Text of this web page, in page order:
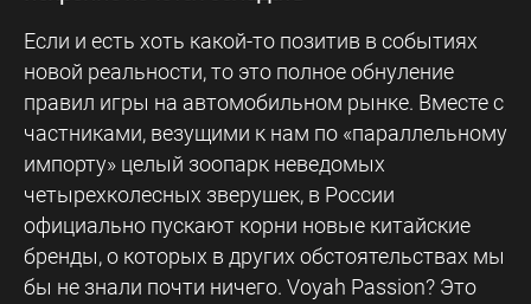
Если и есть хоть какой-то позитив в событиях
новой реальности, то это полное обнуление
правил игры на автомобильном рынке. Вместе с
частниками, везущими к нам по «параллельному
импорту» целый зоопарк неведомых
четырехколесных зверушек, в России
официально пускают корни новые китайские
бренды, о которых в других обстоятельствах мы
бы не знали почти ничего. Voyah Passion? Это